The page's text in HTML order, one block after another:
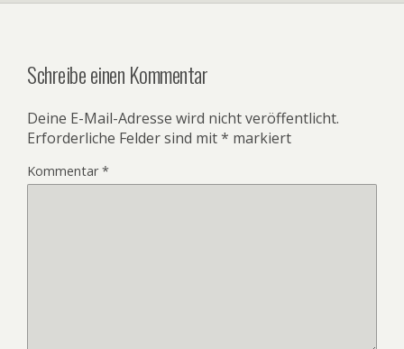
Schreibe einen Kommentar
Deine E-Mail-Adresse wird nicht veröffentlicht.
Erforderliche Felder sind mit* markiert
Kommentar*